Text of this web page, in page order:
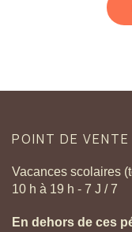
POINT DE VENTE
Vacances scolaires
10 h à 19 h - 7 J / 7
En dehors de ces